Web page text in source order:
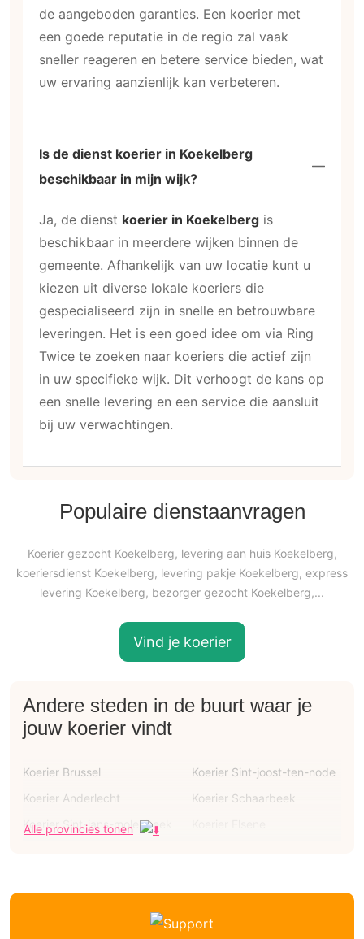
de aangeboden garanties. Een koerier met
een goede reputatie in de regio zal vaak
sneller reageren en betere service bieden, wat
uw ervaring aanzienlijk kan verbeteren.
Is de dienst koerier in Koekelberg
beschikbaar in mijn wijk?
Ja, de dienst koerier in Koekelberg is
beschikbaar in meerdere wijken binnen de
gemeente. Afhankelijk van uw locatie kunt u
kiezen uit diverse lokale koeriers die
gespecialiseerd zijn in snelle en betrouwbare
leveringen. Het is een goed idee om via Ring
Twice te zoeken naar koeriers die actief zijn
in uw specifieke wijk. Dit verhoogt de kans op
een snelle levering en een service die aansluit
bij uw verwachtingen.
Populaire dienstaanvragen
Koerier gezocht Koekelberg, levering aan huis Koekelberg,
koeriersdienst Koekelberg, levering pakje Koekelberg, express
levering Koekelberg, bezorger gezocht Koekelberg,...
Vind je koerier
Andere steden in de buurt waar je
jouw koerier vindt
Koerier Brussel
Koerier Sint-joost-ten-node
Koerier Anderlecht
Koerier Schaarbeek
Koerier Sint-jans-molenbeek
Koerier Vorst
Koerier Jette
Koerier Sint-agatha-
Alle provincies tonen